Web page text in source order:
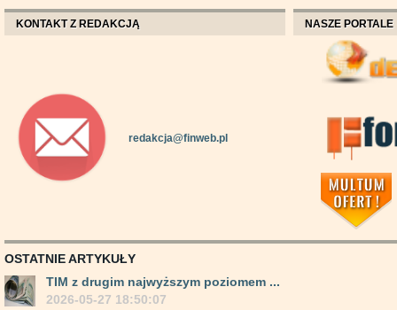
KONTAKT Z REDAKCJĄ
redakcja@finweb.pl
NASZE PORTALE
OSTATNIE ARTYKUŁY
TIM z drugim najwyższym poziomem ...
2026-05-27 18:50:07